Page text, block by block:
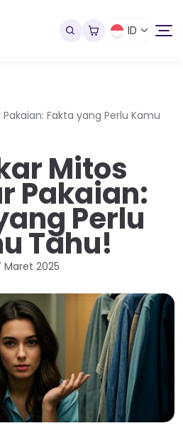
ID
Fakta yang Perlu Kamu
Mitos
Pakaian:
Perlu
Tahu!
Maret 2025